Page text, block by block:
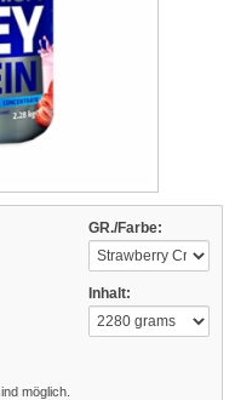
GR./Farbe:
Inhalt:
möglich.